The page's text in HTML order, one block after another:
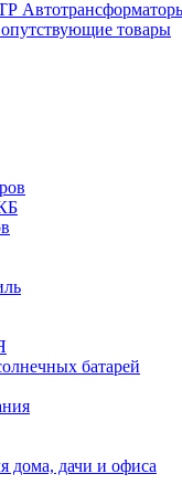
товары
батарей
дома, дачи и офиса